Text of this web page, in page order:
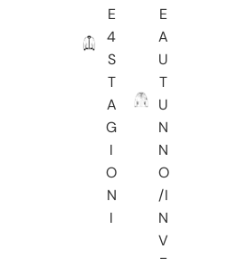
E
4
S
T
A
G
I
O
N
I
E
A
U
T
U
N
N
O
/I
N
V